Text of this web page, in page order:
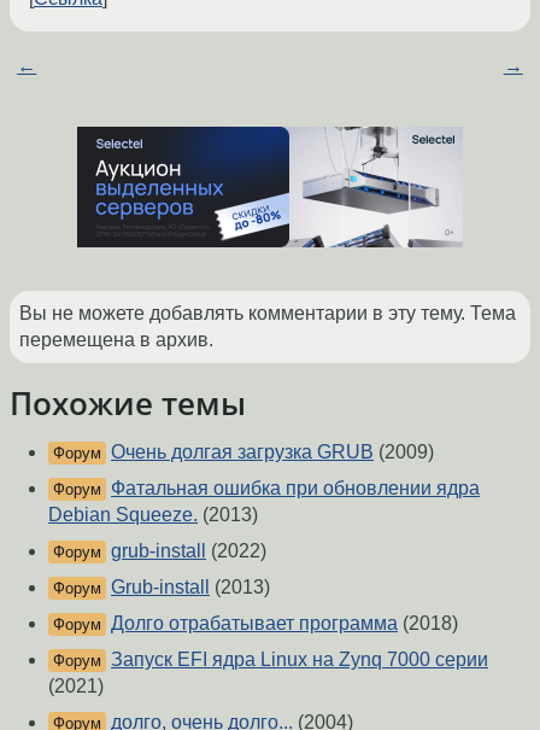
← →
Вы не можете добавлять комментарии в эту тему. Тема
перемещена в архив.
Похожие темы
Форум Очень долгая загрузка GRUB (2009)
Форум
Фатальная ошибка при обновлении ядра
Debian Squeeze. (2013)
Форум grub-install (2022)
Форум Grub-install (2013)
Форум Долго отрабатывает программа (2018)
Форум Запуск EFI ядра Linux на Zynq 7000 серии
(2021)
Форум долго, очень долго... (2004)